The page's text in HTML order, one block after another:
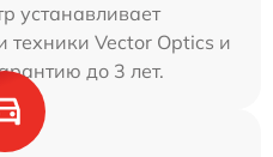
устанавливает
техники Vector Optics и
до 3 лет.